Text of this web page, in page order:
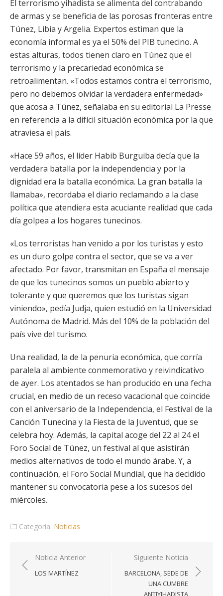
El terrorismo yihadista se alimenta del contrabando
de armas y se beneficia de las porosas fronteras entre
Túnez, Libia y Argelia. Expertos estiman que la
economía informal es ya el 50% del PIB tunecino. A
estas alturas, todos tienen claro en Túnez que el
terrorismo y la precariedad económica se
retroalimentan. «Todos estamos contra el terrorismo,
pero no debemos olvidar la verdadera enfermedad»
que acosa a Túnez, señalaba en su editorial La Presse
en referencia a la difícil situación económica por la que
atraviesa el país.
«Hace 59 años, el líder Habib Burguiba decía que la
verdadera batalla por la independencia y por la
dignidad era la batalla económica. La gran batalla la
llamaba», recordaba el diario reclamando a la clase
política que atendiera esta acuciante realidad que cada
día golpea a los hogares tunecinos.
«Los terroristas han venido a por los turistas y esto
es un duro golpe contra el sector, que se va a ver
afectado. Por favor, transmitan en España el mensaje
de que los tunecinos somos un pueblo abierto y
tolerante y que queremos que los turistas sigan
viniendo», pedía Judja, quien estudió en la Universidad
Autónoma de Madrid. Más del 10% de la población del
país vive del turismo.
Una realidad, la de la penuria económica, que corría
paralela al ambiente conmemorativo y reivindicativo
de ayer. Los atentados se han producido en una fecha
crucial, en medio de un receso vacacional que coincide
con el aniversario de la Independencia, el Festival de la
Canción Tunecina y la Fiesta de la Juventud, que se
celebra hoy. Además, la capital acoge del 22 al 24 el
Foro Social de Túnez, un festival al que asistirán
medios alternativos de todo el mundo árabe. Y, a
continuación, el Foro Social Mundial, que ha decidido
mantener su convocatoria pese a los sucesos del
miércoles.
Categoría: Noticias
Navegación
de
Noticia Anterior
LOS MARTÍNEZ
Siguiente Noticia
BARCELONA, SEDE DE
UNA CUMBRE
ANTIYIHADISTA